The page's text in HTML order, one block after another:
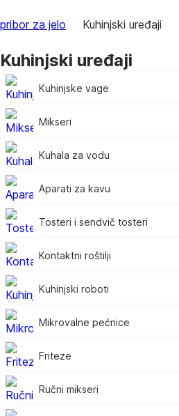
pribor za jelo Kuhinjski uređaji
Kuhinjski uređaji
Kuhinjske vage
Mikseri
Kuhala za vodu
Aparati za kavu
Tosteri i sendvič tosteri
Kontaktni roštilji
Kuhinjski roboti
Mikrovalne pećnice
Friteze
Ručni mikseri